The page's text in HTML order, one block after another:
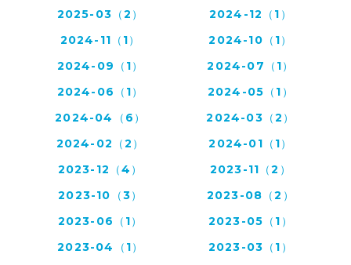
2025-03（2）
2024-12（1）
2024-11（1）
2024-10（1）
2024-09（1）
2024-07（1）
2024-06（1）
2024-05（1）
2024-04（6）
2024-03（2）
2024-02（2）
2024-01（1）
2023-12（4）
2023-11（2）
2023-10（3）
2023-08（2）
2023-06（1）
2023-05（1）
2023-04（1）
2023-03（1）